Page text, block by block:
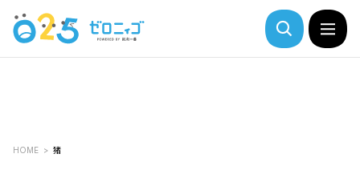
HOME 猪